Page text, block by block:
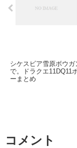
シケスビア雪原ボウ
で。ドラクエ11DQ11
ーまとめ
コメント